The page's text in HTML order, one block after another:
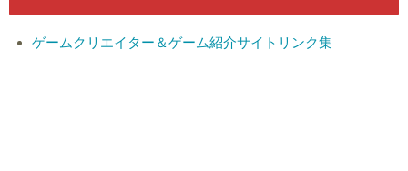
ゲームクリエイター＆ゲーム紹介サイトリンク集